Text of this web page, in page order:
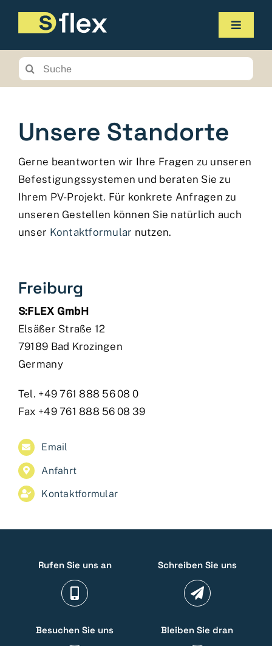
Produkte
Service
Kontakt
Online-Shop
Planungstool
Suchen
Sie
Unsere Standorte
Gerne beantworten wir Ihre Fragen zu unseren
Befestigungssystemen und beraten Sie zu
Ihrem PV-Projekt. Für konkrete Anfragen zu
unseren Gestellen können Sie natürlich auch
unser Kontaktformular nutzen.
Freiburg
S:FLEX GmbH
Elsäßer Straße 12
79189 Bad Krozingen
Germany
Tel. +49 761 888 56 08 0
Fax +49 761 888 56 08 39
Email
Anfahrt
Kontaktformular
Rufen Sie uns an Schreiben Sie uns
Besuchen Sie uns Bleiben Sie dran